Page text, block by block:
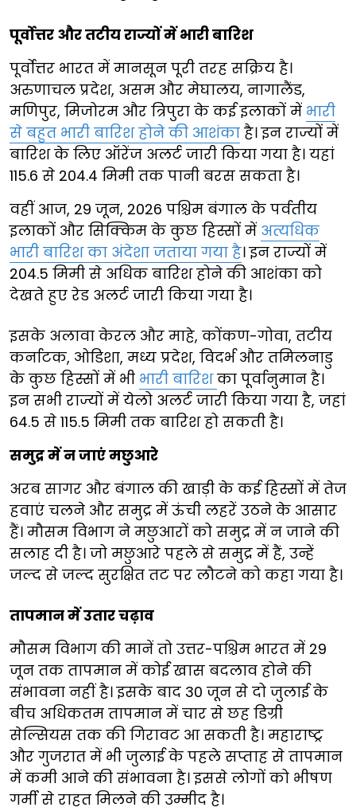
पूर्वोत्तर और तटीय राज्यों में भारी बारिश
पूर्वोत्तर भारत में मानसून पूरी तरह सक्रिय है।
अरुणाचल प्रदेश, असम और मेघालय, नागालैंड,
मणिपुर, मिजोरम और त्रिपुरा के कई इलाकों में भारी
से बहुत भारी बारिश होने की आशंका है। इन राज्यों में
बारिश के लिए ऑरेंज अलर्ट जारी किया गया है। यहां
115.6 से 204.4 मिमी तक पानी बरस सकता है।
वहीं आज, 29 जून, 2026 पश्चिम बंगाल के पर्वतीय
इलाकों और सिक्किम के कुछ हिस्सों में अत्यधिक
भारी बारिश का अंदेशा जताया गया है। इन राज्यों में
204.5 मिमी से अधिक बारिश होने की आशंका को
देखते हुए रेड अलर्ट जारी किया गया है।
इसके अलावा केरल और माहे, कोंकण-गोवा, तटीय
कर्नाटक, ओडिशा, मध्य प्रदेश, विदर्भ और तमिलनाडु
के कुछ हिस्सों में भी भारी बारिशका पूर्वानुमान है।
इन सभी राज्यों में येलो अलर्ट जारी किया गया है, जहां
64.5 से 115.5 मिमी तक बारिश हो सकती है।
समुद्र में न जाएं मछुआरे
अरब सागर और बंगाल की खाड़ी के कई हिस्सों में तेज
हवाएं चलने और समुद्र में ऊंची लहरें उठने के आसार
हैं। मौसम विभाग ने मछुआरों को समुद्र में न जाने की
सलाह दी है। जो मछुआरे पहले से समुद्र में हैं, उन्हें
जल्द से जल्द सुरक्षित तट पर लौटने को कहा गया है।
तापमान में उतार चढ़ाव
मौसम विभाग की मानें तो उत्तर-पश्चिम भारत में 29
जून तक तापमान में कोई खास बदलाव होने की
संभावना नहीं है। इसके बाद 30 जून से दो जुलाई के
बीच अधिकतम तापमान में चार से छह डिग्री
सेल्सियस तक की गिरावट आ सकती है। महाराष्ट्र
और गुजरात में भी जुलाई के पहले सप्ताह से तापमान
में कमी आने की संभावना है। इससे लोगों को भीषण
गर्मी से राहत मिलने की उम्मीद है।